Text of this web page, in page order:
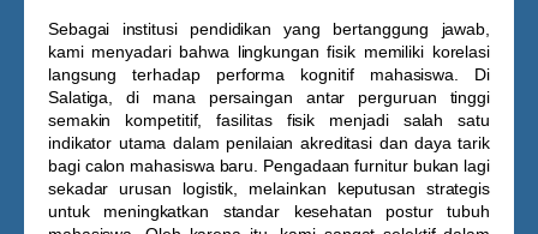
Sebagai institusi pendidikan yang bertanggung jawab,
kami menyadari bahwa lingkungan fisik memiliki korelasi
langsung terhadap performa kognitif mahasiswa. Di
Salatiga, di mana persaingan antar perguruan tinggi
semakin kompetitif, fasilitas fisik menjadi salah satu
indikator utama dalam penilaian akreditasi dan daya tarik
bagi calon mahasiswa baru. Pengadaan furnitur bukan lagi
sekadar urusan logistik, melainkan keputusan strategis
untuk meningkatkan standar kesehatan postur tubuh